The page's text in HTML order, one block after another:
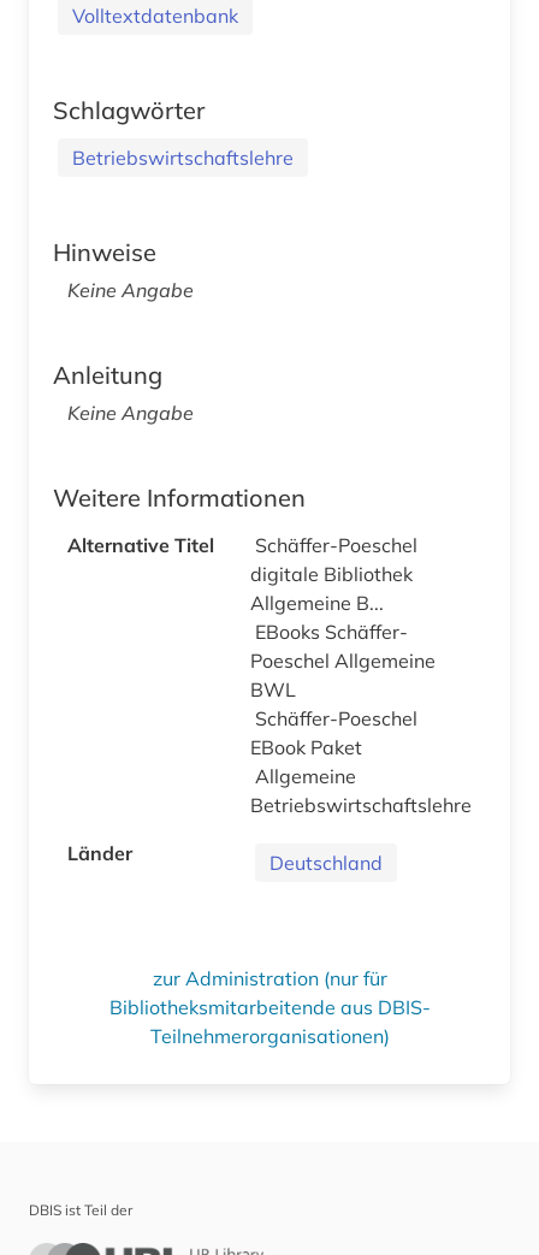
Volltextdatenbank
Schlagwörter
Betriebswirtschaftslehre
Hinweise
Keine Angabe
Anleitung
Keine Angabe
Weitere Informationen
Alternative Titel
Schäffer-Poeschel
digitale Bibliothek
Allgemeine B...
EBooks Schäffer-
Poeschel Allgemeine
BWL
Schäffer-Poeschel
EBook Paket
Allgemeine
Betriebswirtschaftslehre
Länder
Deutschland
zur Administration (nur für
Bibliotheksmitarbeitende aus DBIS-
Teilnehmerorganisationen)
DBIS ist Teil der